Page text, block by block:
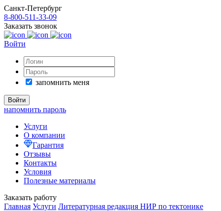
Санкт-Петербург
8-800-511-33-09
Заказать звонок
Войти
запомнить меня
напомнить пароль
Услуги
О компании
Гарантия
Отзывы
Контакты
Условия
Полезные материалы
Заказать работу
Главная Услуги Литературная редакция НИР по тектонике